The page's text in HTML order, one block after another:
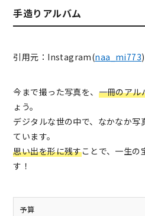
手造りアルバム
引用元：Instagram(naa_mi773)
今まで撮った写真を、 一冊のアル
ょう。
デジタルな世の中で、なかなか写
ています。
思い出を形に残すことで、一生の
す！
予算